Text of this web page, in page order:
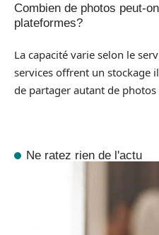
Combien de photos peut-
plateformes?
La capacité varie selon le
services offrent un stockage
de partager autant de photos
Ne ratez rien de l'actu